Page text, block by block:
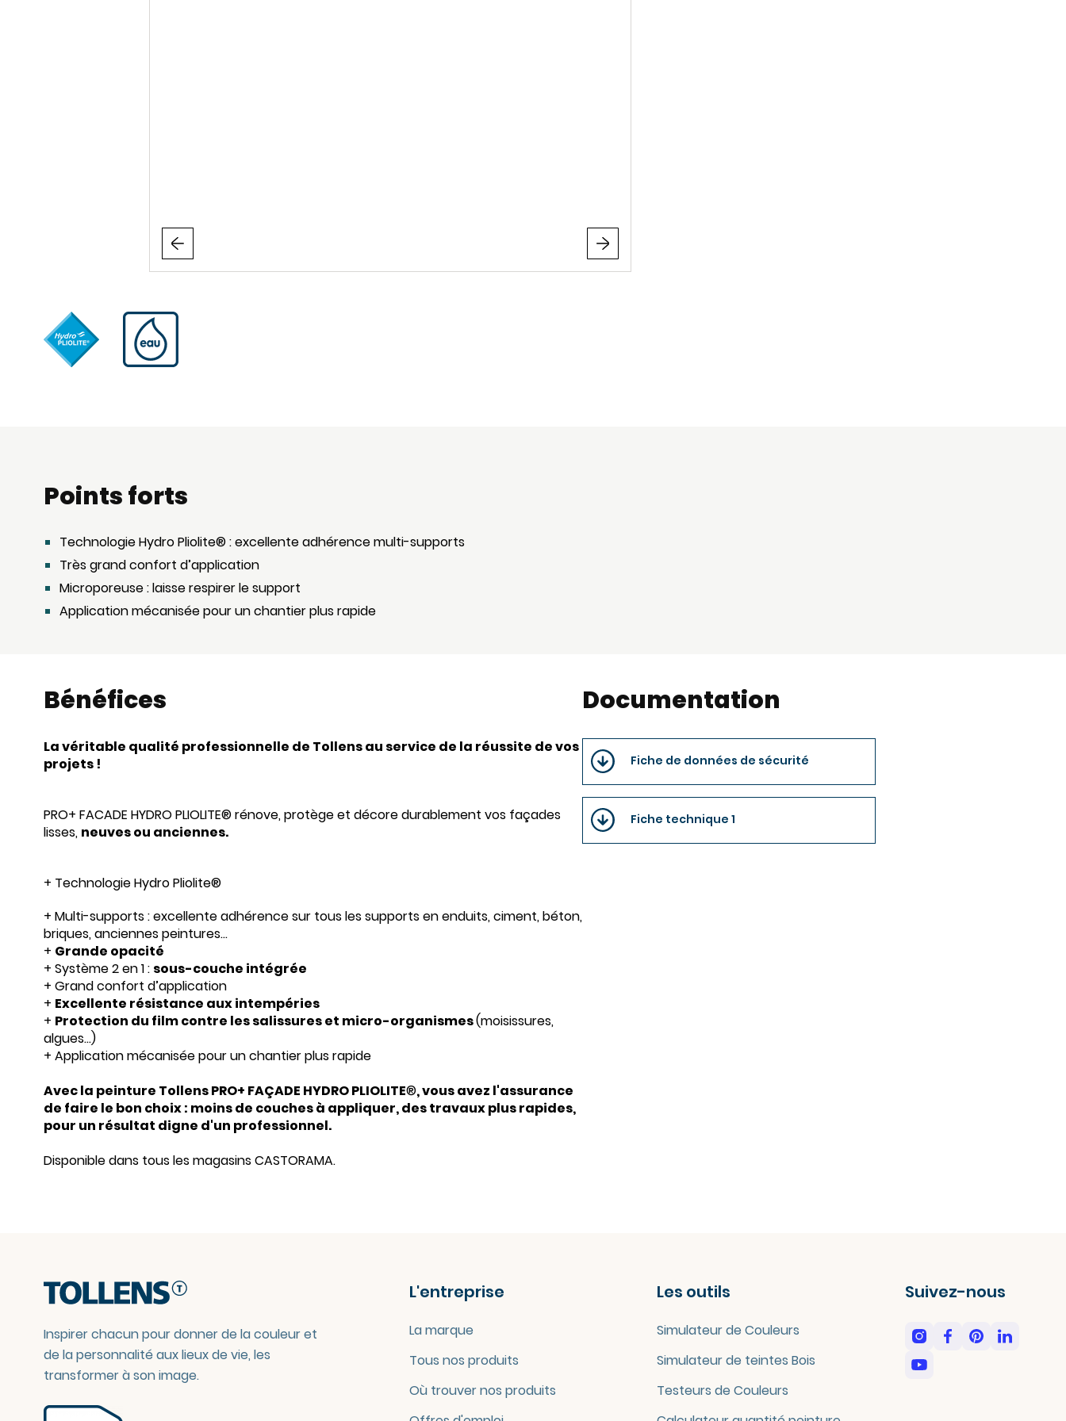
Points forts
Technologie Hydro Pliolite® : excellente adhérence multi-supports
Très grand confort d’application
Microporeuse : laisse respirer le support
Application mécanisée pour un chantier plus rapide
Bénéfices
La véritable qualité professionnelle de Tollens au service de la réussite de vos
projets !
PRO+ FACADE HYDRO PLIOLITE® rénove, protège et décore durablement vos façades
lisses, neuves ou anciennes.
+ Technologie Hydro Pliolite®
+ Multi-supports : excellente adhérence sur tous les supports en enduits, ciment, béton,
briques, anciennes peintures…
+ Grande opacité
+ Système 2 en 1 : sous-couche intégrée
+ Grand confort d’application
+ Excellente résistance aux intempéries
+ Protection du film contre les salissures et micro-organismes(moisissures,
algues…)
+ Application mécanisée pour un chantier plus rapide
Avec la peinture Tollens PRO+ FAÇADE HYDRO PLIOLITE®, vous avez l'assurance
de faire le bon choix : moins de couches à appliquer, des travaux plus rapides,
pour un résultat digne d'un professionnel.
Disponible dans tous les magasins CASTORAMA.
Documentation
Fiche de données de sécurité
Fiche technique 1
Inspirer chacun pour donner de la couleur et
de la personnalité aux lieux de vie, les
transformer à son image.
L'entreprise
La marque
Tous nos produits
Où trouver nos produits
Les outils
Simulateur de Couleurs
Simulateur de teintes Bois
Testeurs de Couleurs
Suivez-nous